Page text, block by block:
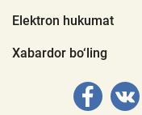
Elektron hukumat
Xabardor bo‘ling